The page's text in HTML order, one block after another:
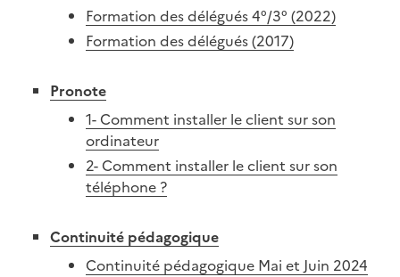
Formation des délégués 4°/3° (2022)
Formation des délégués (2017)
Pronote
1- Comment installer le client sur son
ordinateur
2- Comment installer le client sur son
téléphone ?
Continuité pédagogique
Continuité pédagogique Mai et Juin 2024